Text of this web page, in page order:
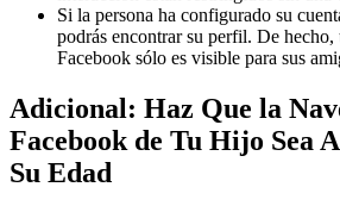
Si la persona ha configurado su
podrás encontrar su perfil. De hecho,
Facebook sólo es visible para sus
Adicional: Haz Que la
Facebook de Tu Hijo Sea
Su Edad